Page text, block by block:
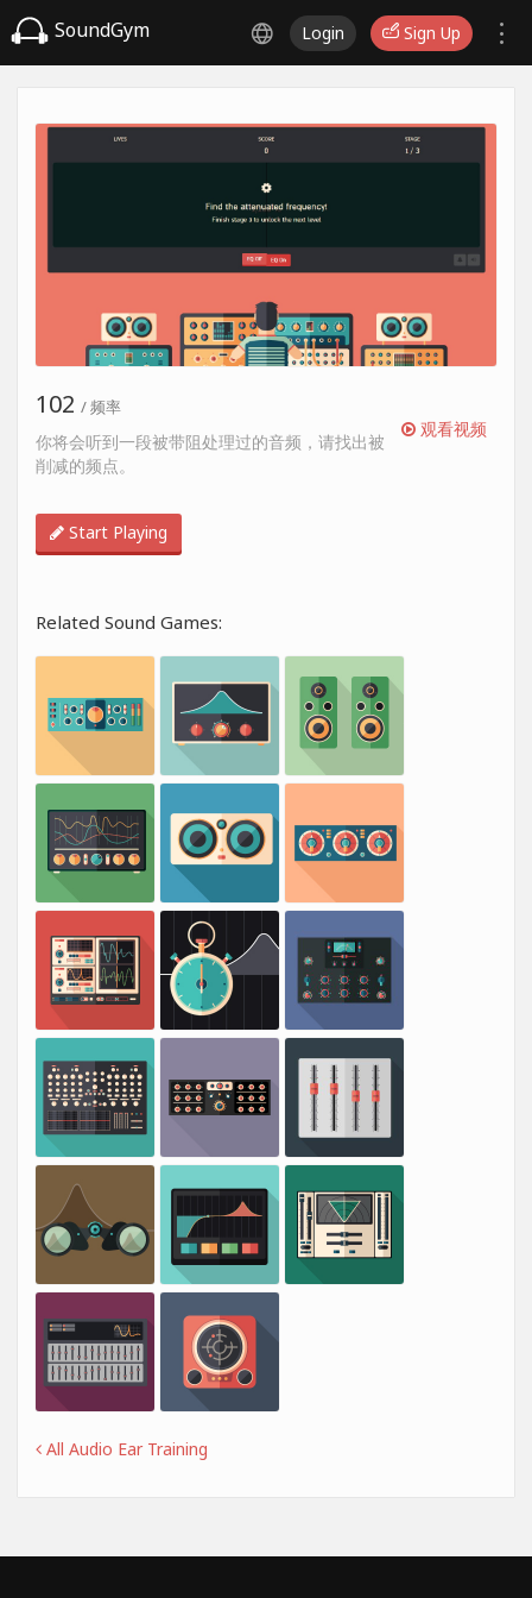
SoundGym Login Sign Up
观看视频
102 / 频率
你将会听到一段被带阻处理过的音频，请找出被
削减的频点。
Start Playing
Related Sound Games:
All Audio Ear Training